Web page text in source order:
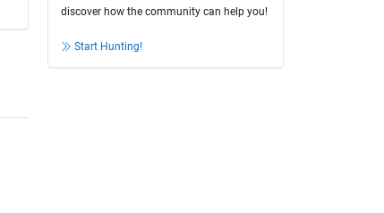
discover how the community can help you!
Start Hunting!